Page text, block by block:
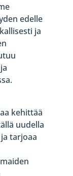
edelle
ja
kehittää
uudella
tarjoaa